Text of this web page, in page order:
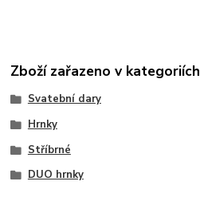
Zboží zařazeno v kategoriích
Svatební dary
Hrnky
Stříbrné
DUO hrnky